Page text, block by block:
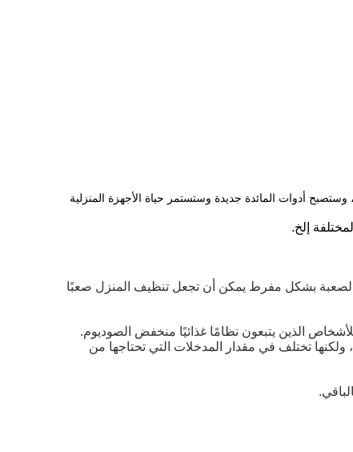
وستصبح أدوات المائدة جديدة وستستمر حياة الأجهزة المنزلية
إلخ.
الصعبة بشكل مفرط يمكن أن تجعل تنظيف المنزل صعبًا
الذين يتبعون نظامًا غذائيًا منخفض الصوديوم.
ولكنها تختلف في مقدار المدخلات التي تحتاجها من